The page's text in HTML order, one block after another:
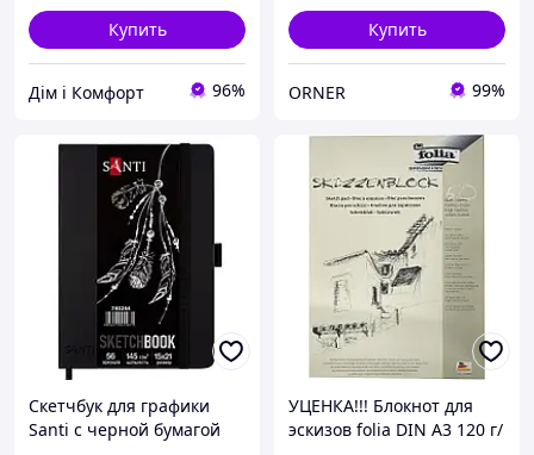
Купить
Дім і Комфорт 96%
Купить
ORNER 99%
Скетчбук для графики
Santi с черной бумагой
УЦЕНКА!!! Блокнот для
эскизов folia DIN A3 120 г/